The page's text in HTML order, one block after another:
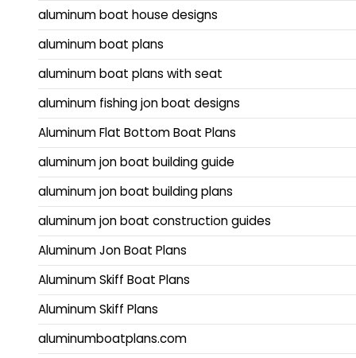
aluminum boat house designs
aluminum boat plans
aluminum boat plans with seat
aluminum fishing jon boat designs
Aluminum Flat Bottom Boat Plans
aluminum jon boat building guide
aluminum jon boat building plans
aluminum jon boat construction guides
Aluminum Jon Boat Plans
Aluminum Skiff Boat Plans
Aluminum Skiff Plans
aluminumboatplans.com